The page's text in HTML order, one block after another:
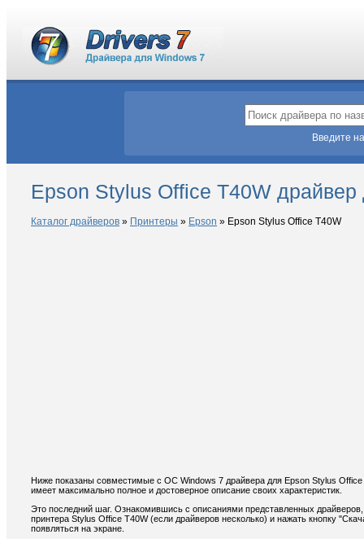
Введите
Epson Stylus Office T40W
Каталог драйверов » Принтеры » Epson » Epson Stylus Office T40W
Ниже показаны совместимые с ОС Windows 7 драйвера для Epson Stylus
имеет максимально полное и достоверное описание своих характеристик.
Это последний шаг. Ознакомившись с описаниями представленных
принтера Stylus Office T40W (если драйверов несколько) и нажать кнопку
появляться на экране.